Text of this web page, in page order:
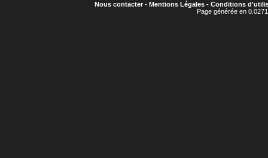
Nous contacter- Mentions Légales- Conditions
Page générée en